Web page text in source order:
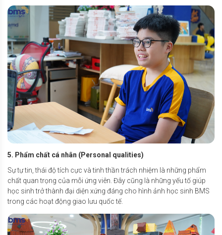
5. Phẩm chất cá nhân (Personal qualities)
Sự tự tin, thái độ tích cực và tinh thần trách nhiệm là những phẩm
chất quan trọng của mỗi ứng viên. Đây cũng là những yếu tố giúp
học sinh trở thành đại diện xứng đáng cho hình ảnh học sinh BMS
trong các hoạt động giao lưu quốc tế.